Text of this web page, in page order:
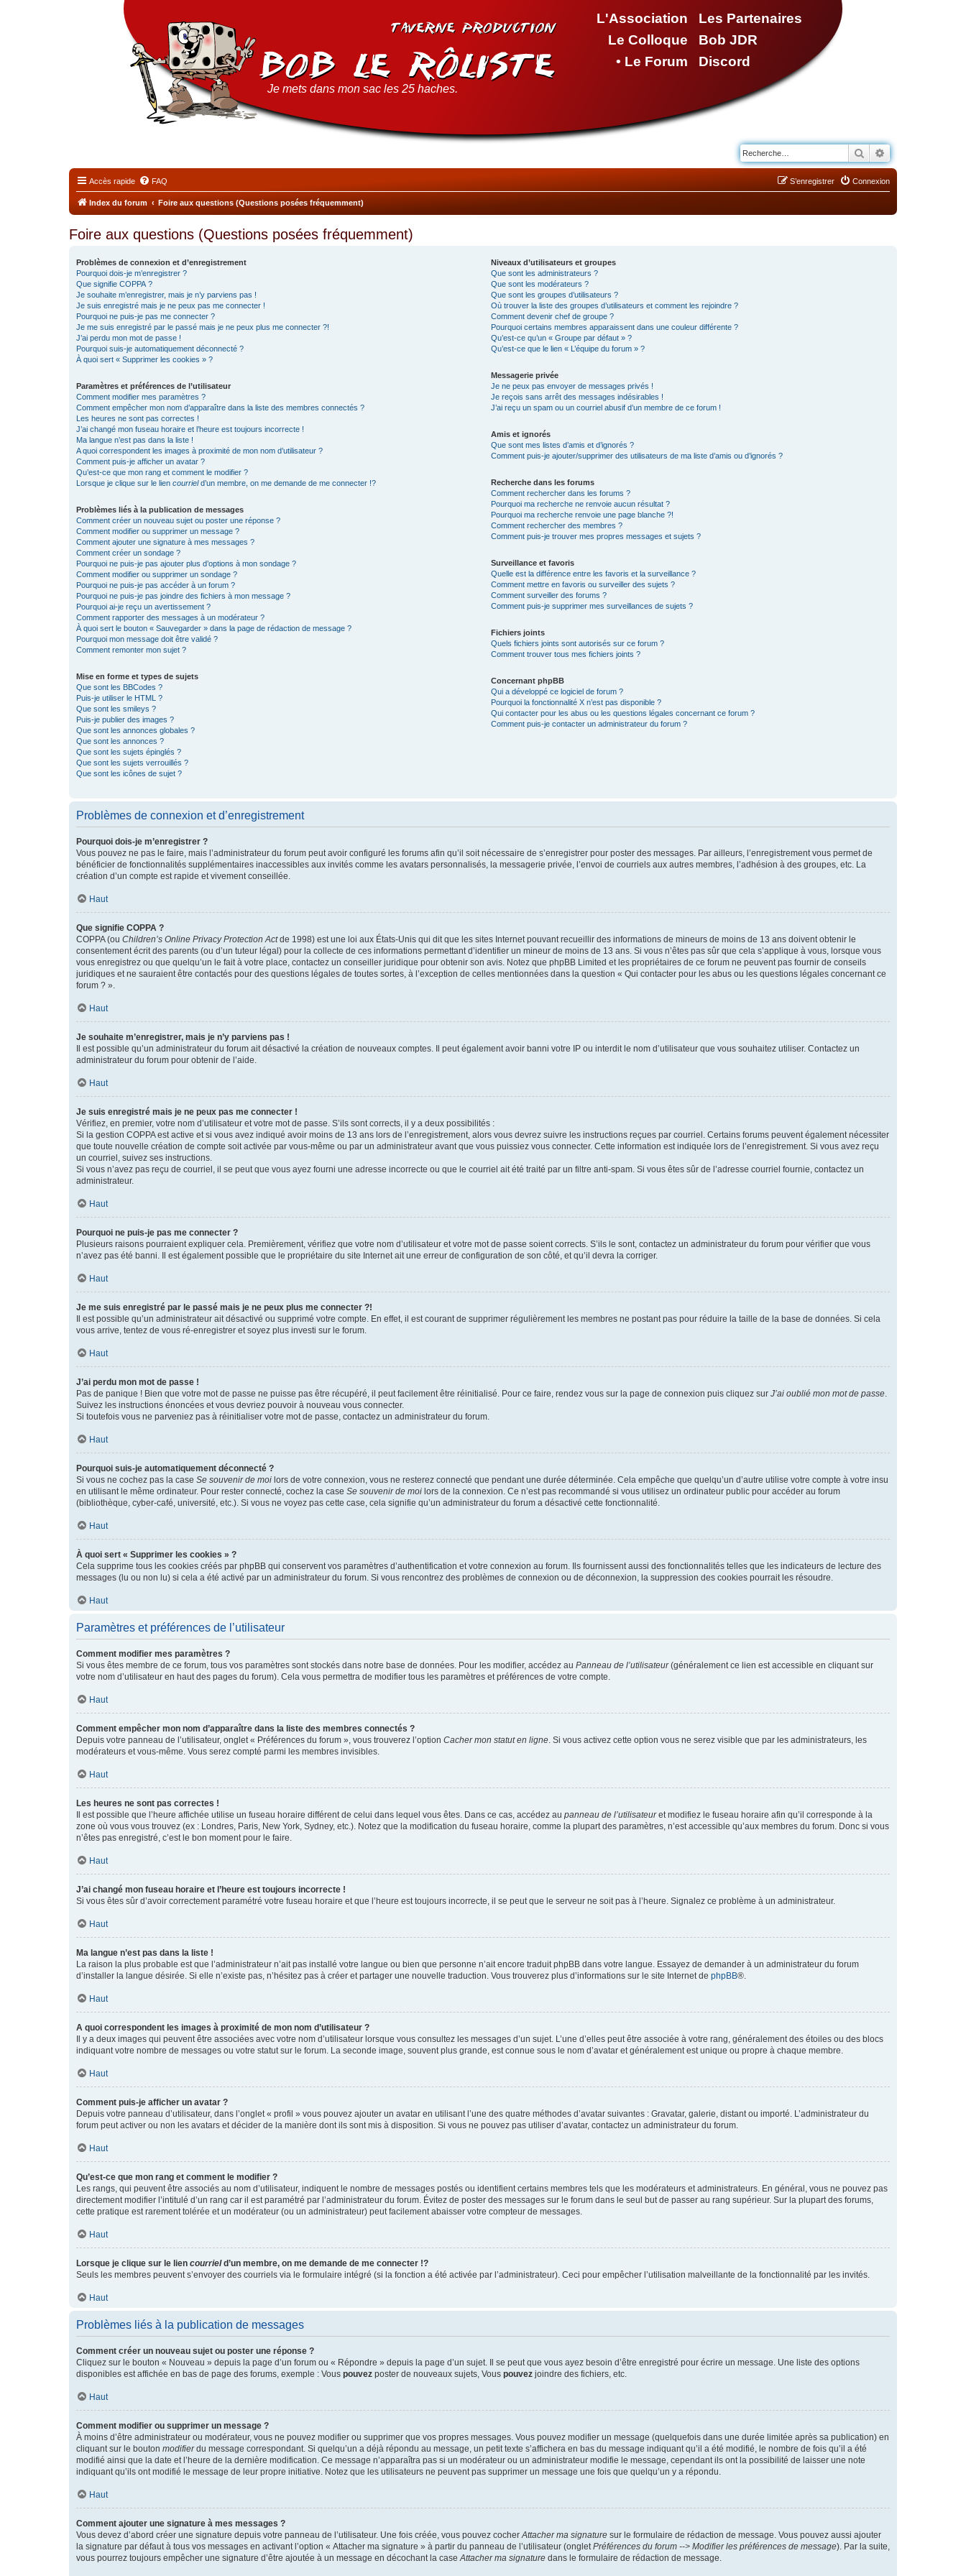
L'Association
Le Colloque
• Le Forum
Les Partenaires
Bob JDR
Discord
Je mets dans mon sac les 25 haches.
Rechercher
Accès rapide FAQ Connexion
S’enregistrer
Index du forum Foire aux questions (Questions posées fréquemment)
Foire aux questions (Questions posées fréquemment)
Problèmes de connexion et d’enregistrement
Pourquoi dois-je m’enregistrer ?
Que signifie COPPA ?
Je souhaite m’enregistrer, mais je n’y parviens pas !
Je suis enregistré mais je ne peux pas me connecter !
Pourquoi ne puis-je pas me connecter ?
Je me suis enregistré par le passé mais je ne peux plus me connecter ?!
J’ai perdu mon mot de passe !
Pourquoi suis-je automatiquement déconnecté ?
À quoi sert « Supprimer les cookies » ?
Paramètres et préférences de l’utilisateur
Comment modifier mes paramètres ?
Comment empêcher mon nom d’apparaître dans la liste des membres connectés ?
Les heures ne sont pas correctes !
J’ai changé mon fuseau horaire et l’heure est toujours incorrecte !
Ma langue n’est pas dans la liste !
A quoi correspondent les images à proximité de mon nom d’utilisateur ?
Comment puis-je afficher un avatar ?
Qu’est-ce que mon rang et comment le modifier ?
Lorsque je clique sur le lien courrield’un membre, on me demande de me connecter !?
Problèmes liés à la publication de messages
Comment créer un nouveau sujet ou poster une réponse ?
Comment modifier ou supprimer un message ?
Comment ajouter une signature à mes messages ?
Comment créer un sondage ?
Pourquoi ne puis-je pas ajouter plus d’options à mon sondage ?
Comment modifier ou supprimer un sondage ?
Pourquoi ne puis-je pas accéder à un forum ?
Pourquoi ne puis-je pas joindre des fichiers à mon message ?
Pourquoi ai-je reçu un avertissement ?
Comment rapporter des messages à un modérateur ?
À quoi sert le bouton « Sauvegarder » dans la page de rédaction de message ?
Pourquoi mon message doit être validé ?
Comment remonter mon sujet ?
Mise en forme et types de sujets
Que sont les BBCodes ?
Puis-je utiliser le HTML ?
Que sont les smileys ?
Puis-je publier des images ?
Que sont les annonces globales ?
Que sont les annonces ?
Que sont les sujets épinglés ?
Que sont les sujets verrouillés ?
Que sont les icônes de sujet ?
Niveaux d’utilisateurs et groupes
Que sont les administrateurs ?
Que sont les modérateurs ?
Que sont les groupes d’utilisateurs ?
Où trouver la liste des groupes d’utilisateurs et comment les rejoindre ?
Comment devenir chef de groupe ?
Pourquoi certains membres apparaissent dans une couleur différente ?
Qu’est-ce qu’un « Groupe par défaut » ?
Qu’est-ce que le lien « L’équipe du forum » ?
Messagerie privée
Je ne peux pas envoyer de messages privés !
Je reçois sans arrêt des messages indésirables !
J’ai reçu un spam ou un courriel abusif d’un membre de ce forum !
Amis et ignorés
Que sont mes listes d’amis et d’ignorés ?
Comment puis-je ajouter/supprimer des utilisateurs de ma liste d’amis ou d’ignorés ?
Recherche dans les forums
Comment rechercher dans les forums ?
Pourquoi ma recherche ne renvoie aucun résultat ?
Pourquoi ma recherche renvoie une page blanche ?!
Comment rechercher des membres ?
Comment puis-je trouver mes propres messages et sujets ?
Surveillance et favoris
Quelle est la différence entre les favoris et la surveillance ?
Comment mettre en favoris ou surveiller des sujets ?
Comment surveiller des forums ?
Comment puis-je supprimer mes surveillances de sujets ?
Fichiers joints
Quels fichiers joints sont autorisés sur ce forum ?
Comment trouver tous mes fichiers joints ?
Concernant phpBB
Qui a développé ce logiciel de forum ?
Pourquoi la fonctionnalité X n’est pas disponible ?
Qui contacter pour les abus ou les questions légales concernant ce forum ?
Comment puis-je contacter un administrateur du forum ?
Problèmes de connexion et d’enregistrement
Pourquoi dois-je m’enregistrer ?
Vous pouvez ne pas le faire, mais l’administrateur du forum peut avoir configuré les forums afin qu’il soit nécessaire de s’enregistrer pour poster des messages. Par ailleurs, l’enregistrement vous permet de
bénéficier de fonctionnalités supplémentaires inaccessibles aux invités comme les avatars personnalisés, la messagerie privée, l’envoi de courriels aux autres membres, l’adhésion à des groupes, etc. La
création d’un compte est rapide et vivement conseillée.
Haut
Que signifie COPPA ?
COPPA (ou Children’s Online Privacy Protection Actde 1998) est une loi aux États-Unis qui dit que les sites Internet pouvant recueillir des informations de mineurs de moins de 13 ans doivent obtenir le
consentement écrit des parents (ou d’un tuteur légal) pour la collecte de ces informations permettant d’identifier un mineur de moins de 13 ans. Si vous n’êtes pas sûr que cela s’applique à vous, lorsque vous
vous enregistrez ou que quelqu’un le fait à votre place, contactez un conseiller juridique pour obtenir son avis. Notez que phpBB Limited et les propriétaires de ce forum ne peuvent pas fournir de conseils
juridiques et ne sauraient être contactés pour des questions légales de toutes sortes, à l’exception de celles mentionnées dans la question « Qui contacter pour les abus ou les questions légales concernant ce
forum ? ».
Haut
Je souhaite m’enregistrer, mais je n’y parviens pas !
Il est possible qu’un administrateur du forum ait désactivé la création de nouveaux comptes. Il peut également avoir banni votre IP ou interdit le nom d’utilisateur que vous souhaitez utiliser. Contactez un
administrateur du forum pour obtenir de l’aide.
Haut
Je suis enregistré mais je ne peux pas me connecter !
Vérifiez, en premier, votre nom d’utilisateur et votre mot de passe. S’ils sont corrects, il y a deux possibilités :
Si la gestion COPPA est active et si vous avez indiqué avoir moins de 13 ans lors de l’enregistrement, alors vous devrez suivre les instructions reçues par courriel. Certains forums peuvent également nécessiter
que toute nouvelle création de compte soit activée par vous-même ou par un administrateur avant que vous puissiez vous connecter. Cette information est indiquée lors de l’enregistrement. Si vous avez reçu
un courriel, suivez ses instructions.
Si vous n’avez pas reçu de courriel, il se peut que vous ayez fourni une adresse incorrecte ou que le courriel ait été traité par un filtre anti-spam. Si vous êtes sûr de l’adresse courriel fournie, contactez un
administrateur.
Haut
Pourquoi ne puis-je pas me connecter ?
Plusieurs raisons pourraient expliquer cela. Premièrement, vérifiez que votre nom d’utilisateur et votre mot de passe soient corrects. S’ils le sont, contactez un administrateur du forum pour vérifier que vous
n’avez pas été banni. Il est également possible que le propriétaire du site Internet ait une erreur de configuration de son côté, et qu’il devra la corriger.
Haut
Je me suis enregistré par le passé mais je ne peux plus me connecter ?!
Il est possible qu’un administrateur ait désactivé ou supprimé votre compte. En effet, il est courant de supprimer régulièrement les membres ne postant pas pour réduire la taille de la base de données. Si cela
vous arrive, tentez de vous ré-enregistrer et soyez plus investi sur le forum.
Haut
J’ai perdu mon mot de passe !
Pas de panique ! Bien que votre mot de passe ne puisse pas être récupéré, il peut facilement être réinitialisé. Pour ce faire, rendez vous sur la page de connexion puis cliquez sur J’ai oublié mon mot de passe.
Suivez les instructions énoncées et vous devriez pouvoir à nouveau vous connecter.
Si toutefois vous ne parveniez pas à réinitialiser votre mot de passe, contactez un administrateur du forum.
Haut
Pourquoi suis-je automatiquement déconnecté ?
Si vous ne cochez pas la case Se souvenir de moi lors de votre connexion, vous ne resterez connecté que pendant une durée déterminée. Cela empêche que quelqu’un d’autre utilise votre compte à votre insu
en utilisant le même ordinateur. Pour rester connecté, cochez la case Se souvenir de moi lors de la connexion. Ce n’est pas recommandé si vous utilisez un ordinateur public pour accéder au forum
(bibliothèque, cyber-café, université, etc.). Si vous ne voyez pas cette case, cela signifie qu’un administrateur du forum a désactivé cette fonctionnalité.
Haut
À quoi sert « Supprimer les cookies » ?
Cela supprime tous les cookies créés par phpBB qui conservent vos paramètres d’authentification et votre connexion au forum. Ils fournissent aussi des fonctionnalités telles que les indicateurs de lecture des
messages (lu ou non lu) si cela a été activé par un administrateur du forum. Si vous rencontrez des problèmes de connexion ou de déconnexion, la suppression des cookies pourrait les résoudre.
Haut
Paramètres et préférences de l’utilisateur
Comment modifier mes paramètres ?
Si vous êtes membre de ce forum, tous vos paramètres sont stockés dans notre base de données. Pour les modifier, accédez au Panneau de l’utilisateur(généralement ce lien est accessible en cliquant sur
votre nom d’utilisateur en haut des pages du forum). Cela vous permettra de modifier tous les paramètres et préférences de votre compte.
Haut
Comment empêcher mon nom d’apparaître dans la liste des membres connectés ?
Depuis votre panneau de l’utilisateur, onglet « Préférences du forum », vous trouverez l’option Cacher mon statut en ligne. Si vous activez cette option vous ne serez visible que par les administrateurs, les
modérateurs et vous-même. Vous serez compté parmi les membres invisibles.
Haut
Les heures ne sont pas correctes !
Il est possible que l’heure affichée utilise un fuseau horaire différent de celui dans lequel vous êtes. Dans ce cas, accédez au panneau de l’utilisateuret modifiez le fuseau horaire afin qu’il corresponde à la
zone où vous vous trouvez (ex : Londres, Paris, New York, Sydney, etc.). Notez que la modification du fuseau horaire, comme la plupart des paramètres, n’est accessible qu’aux membres du forum. Donc si vous
n’êtes pas enregistré, c’est le bon moment pour le faire.
Haut
J’ai changé mon fuseau horaire et l’heure est toujours incorrecte !
Si vous êtes sûr d’avoir correctement paramétré votre fuseau horaire et que l’heure est toujours incorrecte, il se peut que le serveur ne soit pas à l’heure. Signalez ce problème à un administrateur.
Haut
Ma langue n’est pas dans la liste !
La raison la plus probable est que l’administrateur n’ait pas installé votre langue ou bien que personne n’ait encore traduit phpBB dans votre langue. Essayez de demander à un administrateur du forum
d’installer la langue désirée. Si elle n’existe pas, n’hésitez pas à créer et partager une nouvelle traduction. Vous trouverez plus d’informations sur le site Internet de phpBB®.
Haut
A quoi correspondent les images à proximité de mon nom d’utilisateur ?
Il y a deux images qui peuvent être associées avec votre nom d’utilisateur lorsque vous consultez les messages d’un sujet. L’une d’elles peut être associée à votre rang, généralement des étoiles ou des blocs
indiquant votre nombre de messages ou votre statut sur le forum. La seconde image, souvent plus grande, est connue sous le nom d’avatar et généralement est unique ou propre à chaque membre.
Haut
Comment puis-je afficher un avatar ?
Depuis votre panneau d’utilisateur, dans l’onglet « profil » vous pouvez ajouter un avatar en utilisant l’une des quatre méthodes d’avatar suivantes : Gravatar, galerie, distant ou importé. L’administrateur du
forum peut activer ou non les avatars et décider de la manière dont ils sont mis à disposition. Si vous ne pouvez pas utiliser d’avatar, contactez un administrateur du forum.
Haut
Qu’est-ce que mon rang et comment le modifier ?
Les rangs, qui peuvent être associés au nom d’utilisateur, indiquent le nombre de messages postés ou identifient certains membres tels que les modérateurs et administrateurs. En général, vous ne pouvez pas
directement modifier l’intitulé d’un rang car il est paramétré par l’administrateur du forum. Évitez de poster des messages sur le forum dans le seul but de passer au rang supérieur. Sur la plupart des forums,
cette pratique est rarement tolérée et un modérateur (ou un administrateur) peut facilement abaisser votre compteur de messages.
Haut
Lorsque je clique sur le lien courrield’un membre, on me demande de me connecter !?
Seuls les membres peuvent s’envoyer des courriels via le formulaire intégré (si la fonction a été activée par l’administrateur). Ceci pour empêcher l’utilisation malveillante de la fonctionnalité par les invités.
Haut
Problèmes liés à la publication de messages
Comment créer un nouveau sujet ou poster une réponse ?
Cliquez sur le bouton « Nouveau » depuis la page d’un forum ou « Répondre » depuis la page d’un sujet. Il se peut que vous ayez besoin d’être enregistré pour écrire un message. Une liste des options
disponibles est affichée en bas de page des forums, exemple : Vous pouvez poster de nouveaux sujets, Vous pouvez joindre des fichiers, etc.
Haut
Comment modifier ou supprimer un message ?
À moins d’être administrateur ou modérateur, vous ne pouvez modifier ou supprimer que vos propres messages. Vous pouvez modifier un message (quelquefois dans une durée limitée après sa publication) en
cliquant sur le bouton modifierdu message correspondant. Si quelqu’un a déjà répondu au message, un petit texte s’affichera en bas du message indiquant qu’il a été modifié, le nombre de fois qu’il a été
modifié ainsi que la date et l’heure de la dernière modification. Ce message n’apparaîtra pas si un modérateur ou un administrateur modifie le message, cependant ils ont la possibilité de laisser une note
indiquant qu’ils ont modifié le message de leur propre initiative. Notez que les utilisateurs ne peuvent pas supprimer un message une fois que quelqu’un y a répondu.
Haut
Comment ajouter une signature à mes messages ?
Vous devez d’abord créer une signature depuis votre panneau de l’utilisateur. Une fois créée, vous pouvez cocherAttacher ma signature sur le formulaire de rédaction de message. Vous pouvez aussi ajouter
la signature par défaut à tous vos messages en activant l’option « Attacher ma signature » à partir du panneau de l’utilisateur (ongletPréférences du forum --> Modifier les préférences de message). Par la suite,
vous pourrez toujours empêcher une signature d’être ajoutée à un message en décochant la caseAttacher ma signature dans le formulaire de rédaction de message.